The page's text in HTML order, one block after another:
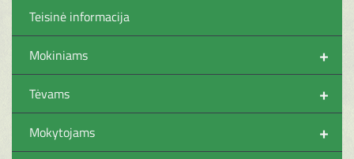
Teisinė informacija
+
Mokiniams
+
Tėvams
+
Mokytojams